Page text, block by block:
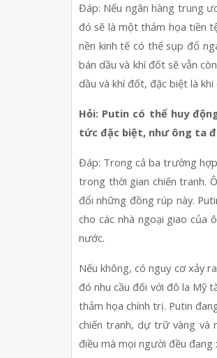
Đáp: Nếu ngân hàng trung
đó sẽ là một thảm họa tiền
nền kinh tế có thể sụp đổ
bán dầu và khí đốt sẽ vẫn
dầu và khí đốt, đặc biệt là
Hỏi: Putin có thể huy
tức đặc biệt, như ông ta
Đáp: Trong cả ba trường
trong thời gian chiến tranh.
đổi những đồng rúp này.
cho các nhà ngoại giao
nước.
Nếu không, có nguy cơ xảy
đó nhu cầu đối với đô la Mỹ
thảm họa chính trị. Putin
chiến tranh, dự trữ vàng và
điều mà mọi người đều đang